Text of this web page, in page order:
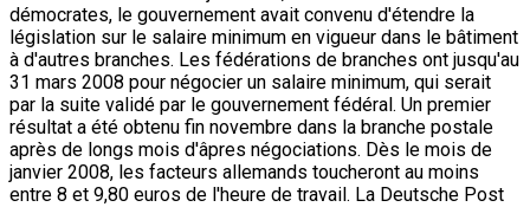
démocrates, le gouvernement avait convenu d'étendre la
législation sur le salaire minimum en vigueur dans le bâtiment
à d'autres branches. Les fédérations de branches ont jusqu'au
31 mars 2008 pour négocier un salaire minimum, qui serait
par la suite validé par le gouvernement fédéral. Un premier
résultat a été obtenu fin novembre dans la branche postale
après de longs mois d'âpres négociations. Dès le mois de
janvier 2008, les facteurs allemands toucheront au moins
entre 8 et 9,80 euros de l'heure de travail. La Deutsche Post